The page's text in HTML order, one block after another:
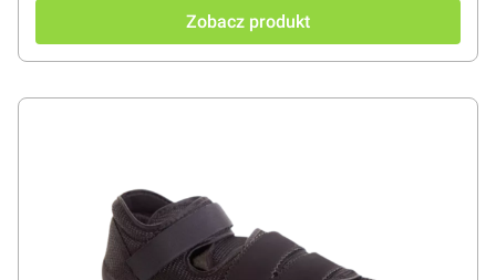
Zobacz produkt